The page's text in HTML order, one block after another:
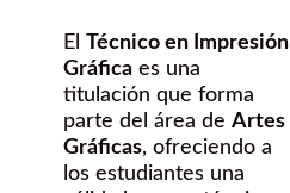
El Técnico en Impresión
Gráfica es una
titulación que forma
parte del área de Artes
Gráficas, ofreciendo a
los estudiantes una